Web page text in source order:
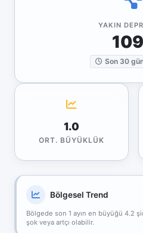
YAKIN
Son 30
1.0
ORT. BÜYÜKLÜK
Bölgesel Trend
Bölgede son 1 ayın en büyüğü 4.2
şok veya artçı olabilir.